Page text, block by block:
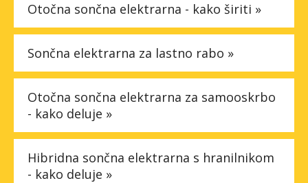
Otočna sončna elektrarna - kako širiti »
Sončna elektrarna za lastno rabo »
Otočna sončna elektrarna za samooskrbo
- kako deluje »
Hibridna sončna elektrarna s hranilnikom
- kako deluje »